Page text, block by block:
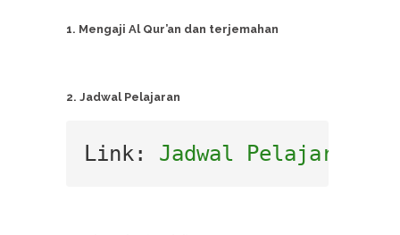
1. Mengaji Al Qur’an dan terjemahan
2. Jadwal Pelajaran
Link: